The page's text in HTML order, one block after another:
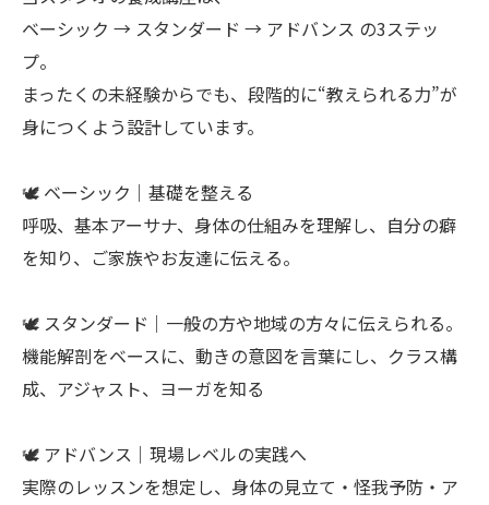
ベーシック → スタンダード → アドバンス の3ステッ
プ。
まったくの未経験からでも、段階的に“教えられる力”が
身につくよう設計しています。
🕊 ベーシック｜基礎を整える
呼吸、基本アーサナ、身体の仕組みを理解し、自分の癖
を知り、ご家族やお友達に伝える。
🕊 スタンダード｜一般の方や地域の方々に伝えられる。
機能解剖をベースに、動きの意図を言葉にし、クラス構
成、アジャスト、ヨーガを知る
🕊 アドバンス｜現場レベルの実践へ
実際のレッスンを想定し、身体の見立て・怪我予防・ア